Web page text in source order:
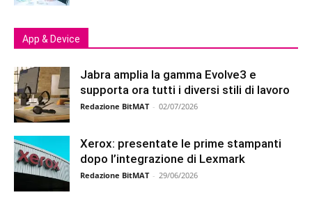
App & Device
Jabra amplia la gamma Evolve3 e
supporta ora tutti i diversi stili di lavoro
Redazione BitMAT - 02/07/2026
Xerox: presentate le prime stampanti
dopo l’integrazione di Lexmark
Redazione BitMAT - 29/06/2026